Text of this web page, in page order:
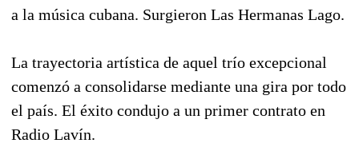
a la música cubana. Surgieron Las Hermanas Lago.
La trayectoria artística de aquel trío excepcional
comenzó a consolidarse mediante una gira por todo
el país. El éxito condujo a un primer contrato en
Radio Lavín.